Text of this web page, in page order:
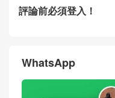
評論前必須登入！
WhatsApp